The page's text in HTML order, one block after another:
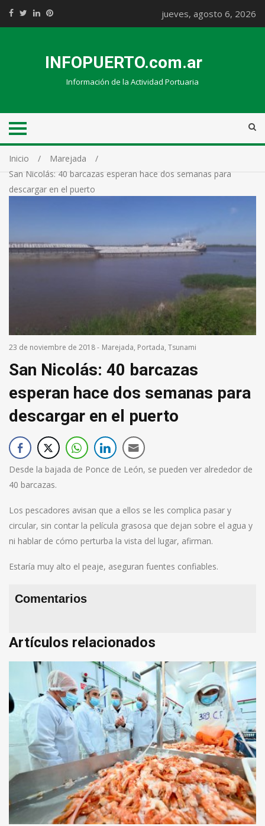
jueves, agosto 6, 2026
INFOPUERTO.com.ar
Información de la Actividad Portuaria
Inicio
Marejada
San Nicolás: 40 barcazas esperan hace dos semanas para
descargar en el puerto
23 de noviembre de 2018- Marejada, Portada, Tsunami
San Nicolás: 40 barcazas
esperan hace dos semanas para
descargar en el puerto
Desde la bajada de Ponce de León, se pueden ver alrededor de
40 barcazas.
Los pescadores avisan que a ellos se les complica pasar y
circular, sin contar la película grasosa que dejan sobre el agua y
ni hablar de cómo perturba la vista del lugar, afirman.
Estaría muy alto el peaje, aseguran fuentes confiables.
Comentarios
Artículos relacionados